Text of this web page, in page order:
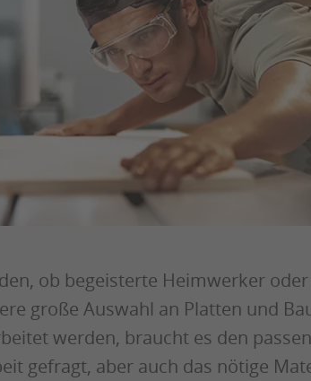
ob begeisterte Heimwerker
große Auswahl an Platten und
werden, braucht es den
gefragt, aber auch das nötige